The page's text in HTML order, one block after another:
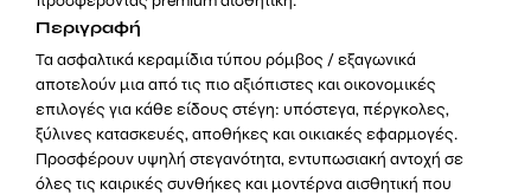
Περιγραφή
Τα ασφαλτικά κεραμίδια τύπου ρόμβος / εξαγωνικά
αποτελούν μια από τις πιο αξιόπιστες και οικονομικές
επιλογές για κάθε είδους στέγη: υπόστεγα, πέργκολες,
ξύλινες κατασκευές, αποθήκες και οικιακές εφαρμογές.
Προσφέρουν υψηλή στεγανότητα, εντυπωσιακή αντοχή σε
όλες τις καιρικές συνθήκες και μοντέρνα αισθητική που